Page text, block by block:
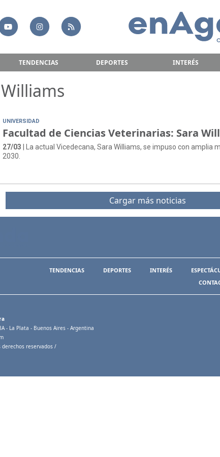
TENDENCIAS DEPORTES INTERÉS
UNIVERSIDAD
Facultad de Ciencias Veterinarias: Sara
27/03 | La actual Vicedecana, Sara Williams, se impuso con amplia
2030.
Cargar más noticias
TENDENCIAS DEPORTES INTERÉS
- La Plata - Buenos Aires - Argentina
reservados /